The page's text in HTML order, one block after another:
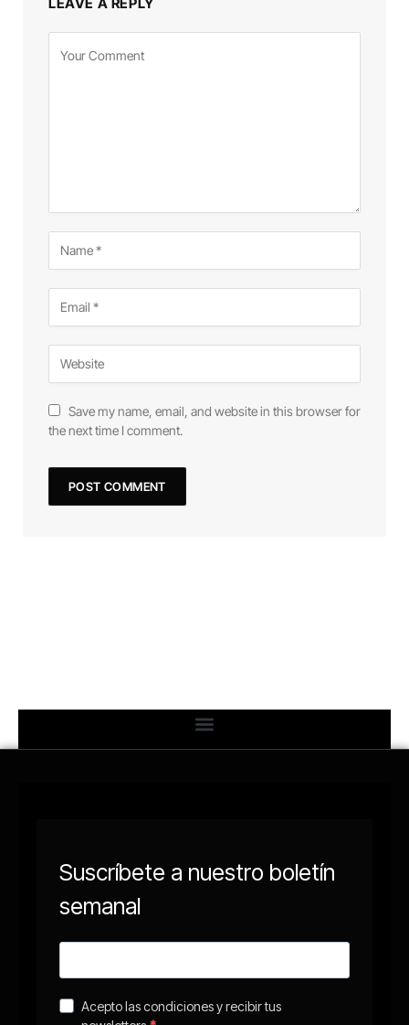
Save my name, email, and website in this browser for
the next time I comment.